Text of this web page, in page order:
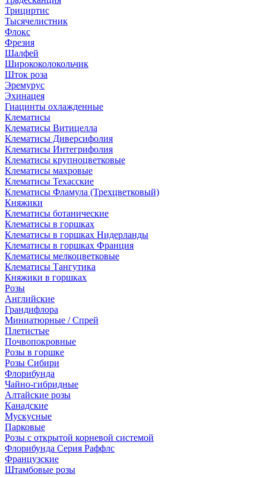
Трициртис
Тысячелистник
Флокс
Фрезия
Шалфей
Ширококолокольчик
Шток роза
Эремурус
Эхинацея
Гиацинты охлажденные
Клематисы
Клематисы Витицелла
Клематисы Диверсифолия
Клематисы Интегрифолия
Клематисы крупноцветковые
Клематисы махровые
Клематисы Техасские
Клематисы Фламула (Трехцветковый)
Княжики
Клематисы ботанические
Клематисы в горшках
Клематисы в горшках Нидерланды
Клематисы в горшках Франция
Клематисы мелкоцветковые
Клематисы Тангутика
Княжики в горшках
Розы
Английские
Грандифлора
Миниатюрные / Спрей
Плетистые
Почвопокровные
Розы в горшке
Розы Сибири
Флорибунда
Чайно-гибридные
Алтайские розы
Канадские
Мускусные
Парковые
Розы с открытой корневой системой
Флорибунда Серия Раффлс
Французские
Штамбовые розы